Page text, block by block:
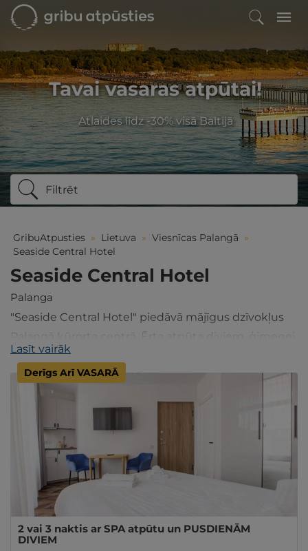
Tavai vasaras atpūtai!
Atlaides līdz -30% visā Baltijā
Filtrēt
GribuAtpusties » Lietuva » Viesnīcas Palangā »
Seaside Central Hotel
Seaside Central Hotel
Palanga
"Seaside Central Hotel" piedāvā mājīgus dzīvokļus
Palangā kūrorta centrā. Ērta atpūta diviem, ģimenei
vai individuāliem ceļotājiem ar visām ērtībām.
Lasīt vairāk
Derīgs Arī VASARĀ
2 vai 3 naktis ar SPA atpūtu un PUSDIENĀM
DIVIEM